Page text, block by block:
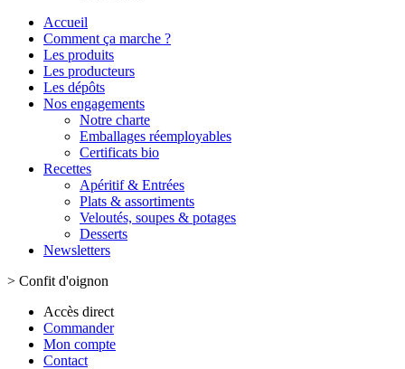
Accueil
Comment ça marche ?
Les produits
Les producteurs
Les dépôts
Nos engagements
Notre charte
Emballages réemployables
Certificats bio
Recettes
Apéritif & Entrées
Plats & assortiments
Veloutés, soupes & potages
Desserts
Newsletters
> Confit d'oignon
Accès direct
Commander
Mon compte
Contact